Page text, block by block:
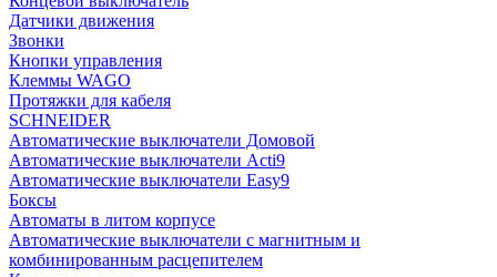
Датчики движения
Звонки
Кнопки управления
Клеммы WAGO
Протяжки для кабеля
SCHNEIDER
Автоматические выключатели Домовой
Автоматические выключатели Acti9
Автоматические выключатели Easy9
Боксы
Автоматы в литом корпусе
Автоматические выключатели с магнитным и
комбинированным расцепителем